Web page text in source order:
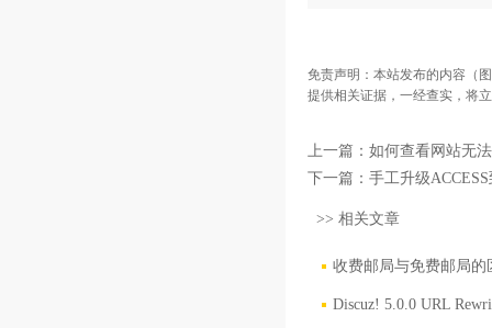
免责声明：本站发布的内容（
提供相关证据，一经查实，将
上一篇： 如何查看网站无
下一篇： 手工升级
>> 相关文章
收费邮局与免费邮局的
Discuz! 5.0.0 URL